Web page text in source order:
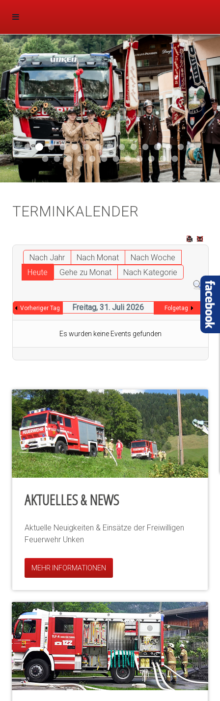
Aktuell 046
Aktuell 047
Start 011Aktuell 044
Aktuell 043
Aktuell 041
Aktuell 042
Aktuell 035
Aktuell 031
Aktuell 032
Aktuell 033
Aktuell 029
Aktuell 027
Aktuell 026
Start
Aktuell 024
Aktuell 019
Auto 010Start 010Start 002
Auto 002
Auto 009Auto 006Start 008
Start 005Start 003Start 006
TERMINKALENDER
Nach Jahr Nach Monat
Nach Woche
Heute
Gehe zu Monat Nach Kategorie
Vorheriger Tag Freitag, 31. Juli 2026 Folgetag
Es wurden keine Events gefunden
AKTUELLES & NEWS
Aktuelle Neuigkeiten & Einsätze der Freiwilligen
Feuerwehr Unken
MEHR INFORMATIONEN